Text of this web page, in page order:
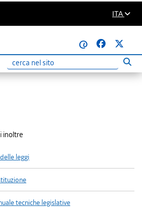
ITA
@
Ricerca
inoltre
leggi
tecniche legislative